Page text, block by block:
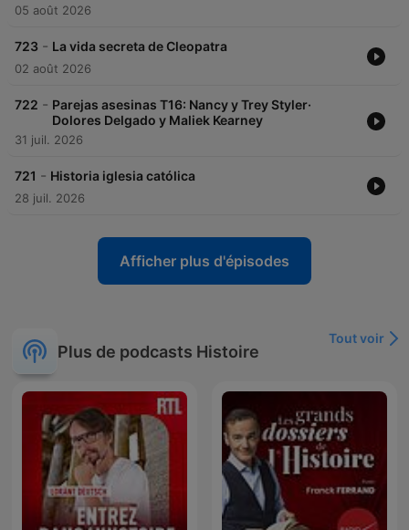
05 août 2026
723 - La vida secreta de Cleopatra
02 août 2026
722 - Parejas asesinas T16: Nancy y Trey Styler·
Dolores Delgado y Maliek Kearney
31 juil. 2026
721 - Historia iglesia católica
28 juil. 2026
Afficher plus d'épisodes
Plus de podcasts Histoire
Tout voir